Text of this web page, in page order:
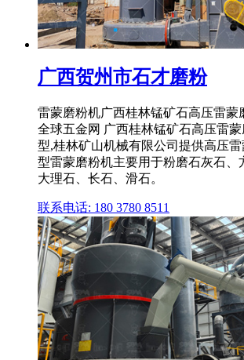
广西贺州市石才磨粉
雷蒙磨粉机广西桂林锰矿石高压雷蒙
全球五金网 广西桂林锰矿石高压雷
型,桂林矿山机械有限公司提供高压雷
型雷蒙磨粉机主要用于粉磨石灰石、
大理石、长石、滑石。
联系电话: 180 3780 8511